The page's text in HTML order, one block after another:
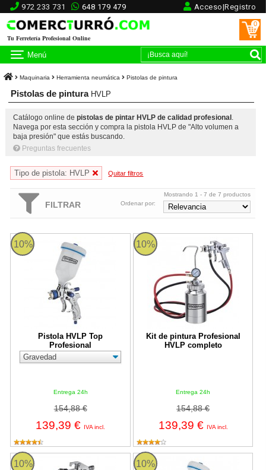
972 233 731 648 179 479 Acceso|Registro
Tu Ferretería Profesional Online
0
Menú
Maquinaria Herramienta neumática Pistolas de pintura
Pistolas de pinturaHVLP
Catálogo online de pistolas de pintar HVLP de calidad profesional .
Navega por esta sección y compra la pistola HVLP de "Alto volumen a
baja presión" que estás buscando.
Preguntas frecuentes
Tipo de pistola: HVLP Quitar filtros
FILTRAR
Mostrando 1 - 7 de 7 productos
Ordenar por:
10%
Pistola HVLP Top
Profesional
Entrega 24h
154,88 €
139,39 € IVA incl.
Pistola HVLP Top Profesional 10%
Kit de pintura Profesional
HVLP completo
Entrega 24h
154,88 €
139,39 € IVA incl.
Kit de pintura Profesional HVLP
10%
Pistola HVLP Profesional 10%
Pistola HVLP MINI Profesional